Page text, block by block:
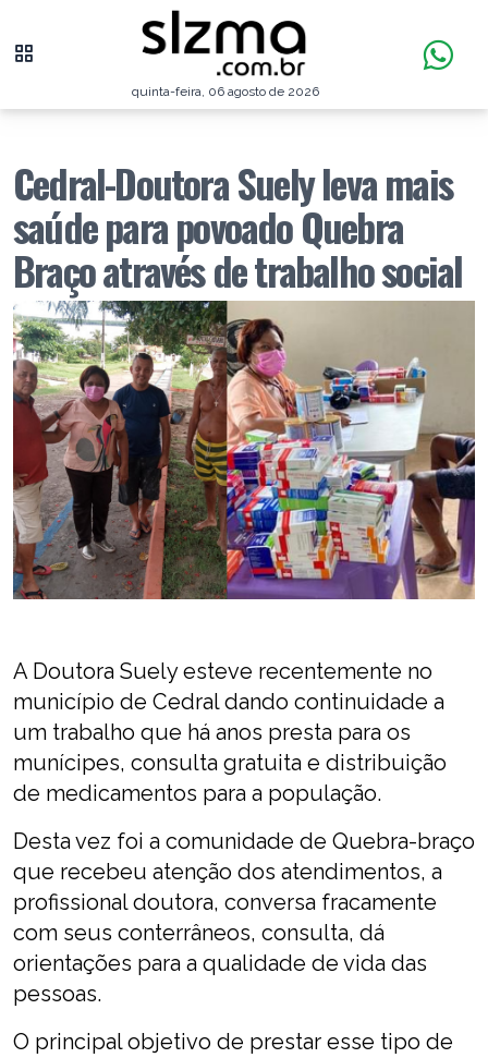
quinta-feira, 06 agosto de 2026
Cedral-Doutora Suely leva mais
saúde para povoado Quebra
Braço através de trabalho social
A Doutora Suely esteve recentemente no
município de Cedral dando continuidade a
um trabalho que há anos presta para os
munícipes, consulta gratuita e distribuição
de medicamentos para a população.
Desta vez foi a comunidade de Quebra-braço
que recebeu atenção dos atendimentos, a
profissional doutora, conversa fracamente
com seus conterrâneos, consulta, dá
orientações para a qualidade de vida das
pessoas.
O principal objetivo de prestar esse tipo de